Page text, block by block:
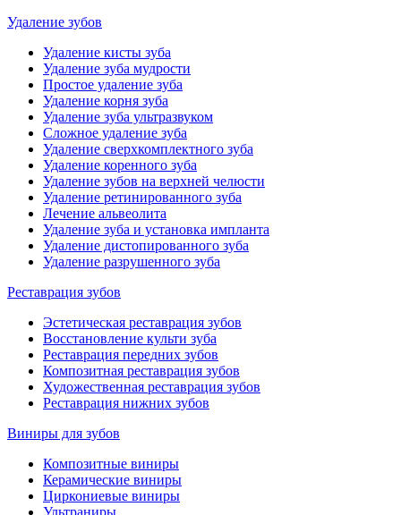
Удаление зубов
Удаление кисты зуба
Удаление зуба мудрости
Простое удаление зуба
Удаление корня зуба
Удаление зуба ультразвуком
Сложное удаление зуба
Удаление сверхкомплектного зуба
Удаление коренного зуба
Удаление зубов на верхней челюсти
Удаление ретинированного зуба
Лечение альвеолита
Удаление зуба и установка импланта
Удаление дистопированного зуба
Удаление разрушенного зуба
Реставрация зубов
Эстетическая реставрация зубов
Восстановление культи зуба
Реставрация передних зубов
Композитная реставрация зубов
Художественная реставрация зубов
Реставрация нижних зубов
Виниры для зубов
Композитные виниры
Керамические виниры
Циркониевые виниры
Ультраниры